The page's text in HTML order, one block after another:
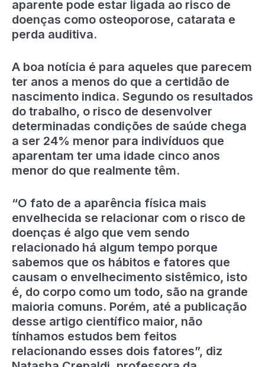
aparente pode estar ligada ao risco de
doenças como osteoporose, catarata e
perda auditiva.
A boa notícia é para aqueles que parecem
ter anos a menos do que a certidão de
nascimento indica. Segundo os resultados
do trabalho, o risco de desenvolver
determinadas condições de saúde chega
a ser 24% menor para indivíduos que
aparentam ter uma idade cinco anos
menor do que realmente têm.
“O fato de a aparência física mais
envelhecida se relacionar com o risco de
doenças é algo que vem sendo
relacionado há algum tempo porque
sabemos que os hábitos e fatores que
causam o envelhecimento sistêmico, isto
é, do corpo como um todo, são na grande
maioria comuns. Porém, até a publicação
desse artigo científico maior, não
tínhamos estudos bem feitos
relacionando esses dois fatores”, diz